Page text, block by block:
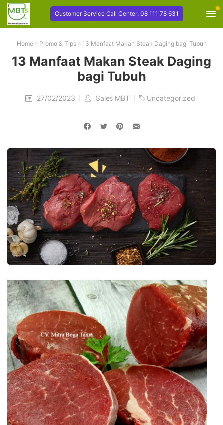
Customer Service Call Center: 08 111 78 631
Home» Promo & Tips» 13 Manfaat Makan Steak Daging bagi Tubuh
13 Manfaat Makan Steak Daging
bagi Tubuh
27/02/2023 Sales MBT Uncategorized